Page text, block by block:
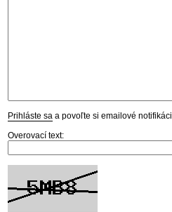
Prihláste sa a povoľte si emailové
Overovací text: